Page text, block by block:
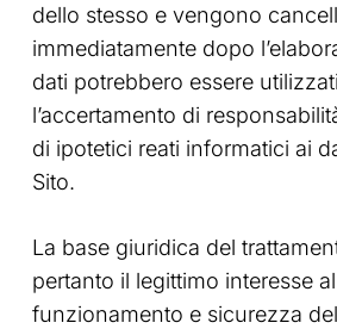
dello stesso e vengono
immediatamente dopo
dati potrebbero essere
l’accertamento di
di ipotetici reati informatici ai
Sito.
La base giuridica del
pertanto il legittimo interesse al
funzionamento e sicurezza